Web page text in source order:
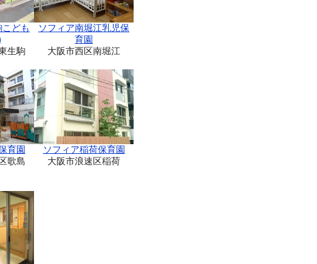
ども
生駒
ソフィア南堀江乳児保
育園
大阪市西区南堀江
育園
歌島
ソフィア稲荷保育園
大阪市浪速区稲荷